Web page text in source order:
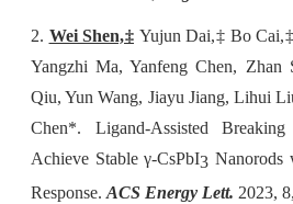
2. Wei Shen,‡ Yujun Dai,‡ Bo
Yangzhi Ma, Yanfeng Chen, Zhan
Qiu, Yun Wang, Jiayu Jiang, Lihui
Chen*. Ligand-Assisted
Achieve Stable γ-CsPbI3 Nanorods
Response. ACS Energy Lett. 2023,